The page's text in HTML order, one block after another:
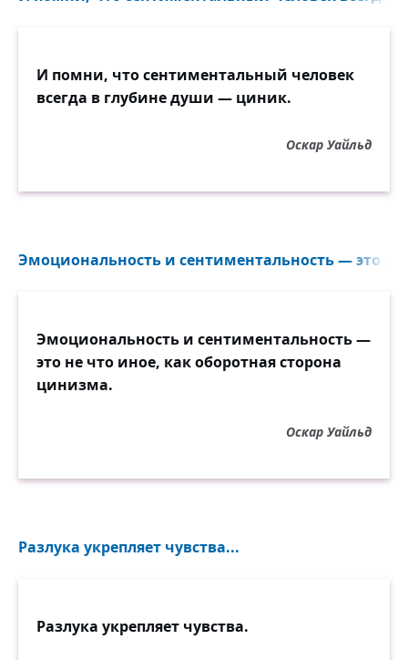
И помни, что сентиментальный человек
всегда в глубине души — циник.
Оскар Уайльд
Эмоциональность и сентиментальность — это не
Эмоциональность и сентиментальность —
это не что иное, как оборотная сторона
цинизма.
Оскар Уайльд
Разлука укрепляет чувства...
Разлука укрепляет чувства.